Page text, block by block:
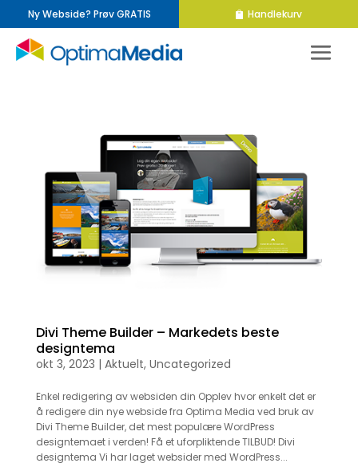
Ny Webside? Prøv GRATIS Handlekurv
Divi Theme Builder – Markedets beste
designtema
okt 3, 2023 | Aktuelt, Uncategorized
Enkel redigering av websiden din Opplev hvor enkelt det er
å redigere din nye webside fra Optima Media ved bruk av
Divi Theme Builder, det mest populære WordPress
designtemaet i verden! Få et uforpliktende TILBUD! Divi
designtema Vi har laget websider med WordPress...